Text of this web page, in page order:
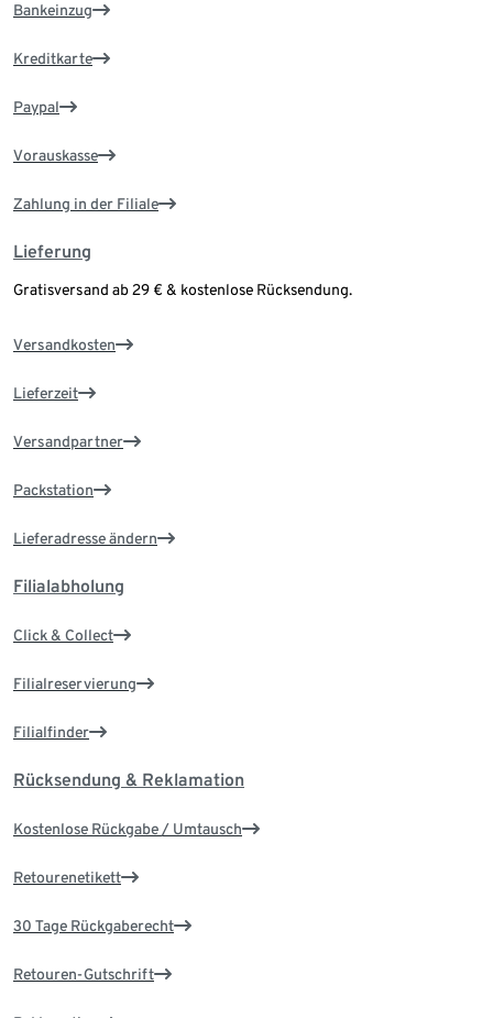
Bankeinzug
Kreditkarte
Paypal
Vorauskasse
Zahlung in der Filiale
Lieferung
Gratisversand ab 29 € & kostenlose Rücksendung.
Versandkosten
Lieferzeit
Versandpartner
Packstation
Lieferadresse ändern
Filialabholung
Click & Collect
Filialreservierung
Filialfinder
Rücksendung & Reklamation
Kostenlose Rückgabe / Umtausch
Retourenetikett
30 Tage Rückgaberecht
Retouren-Gutschrift